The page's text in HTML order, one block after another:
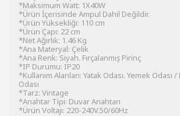
*Maksimum Watt: 1X40W
*Ürün İçerisinde Ampul Dahil Değildir.
*Ürün Yüksekliği: 110 cm
*Ürün Çapı: 22 cm
*Net Ağırlık: 1.46 Kg
*Ana Materyal: Çelik
*Ana Renk: Siyah. Fırçalanmış Pirinç
*IP Durumu: IP20
*Kullanım Alanları: Yatak Odası. Yemek Odası
Odası
*Tarz: Vintage
*Anahtar Tipi: Duvar Anahtarı
*Ürün Voltajı: 220-240V.50/60Hz